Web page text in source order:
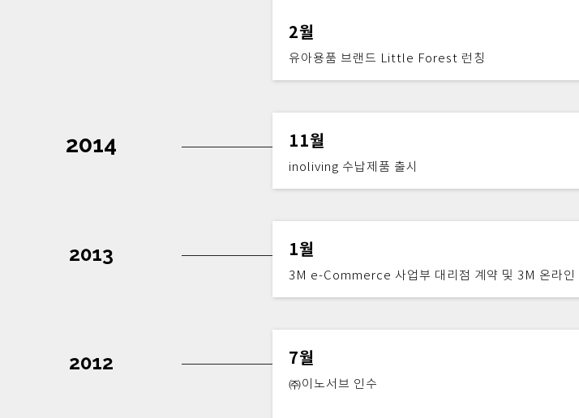
2월
유아용품 브랜드 Little Forest 런칭
2014 11월
inoliving 수납제품 출시
2013 1월
3M e-Commerce 사업부 대리점 계약 및 3M 온라인
2012 7월
㈜이노서브 인수